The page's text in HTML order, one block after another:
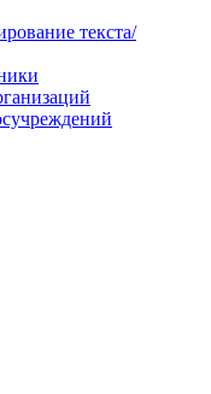
текста/